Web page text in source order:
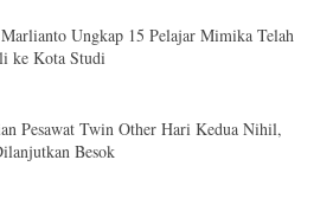
Ungkap 15 Pelajar Mimika Telah
ke Kota Studi
Pesawat Twin Other Hari Kedua Nihil,
Besok